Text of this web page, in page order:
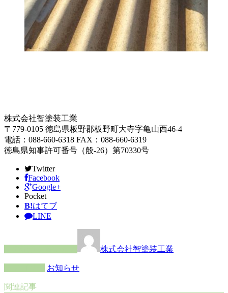
株式会社智塗装工業
〒779-0105 徳島県板野郡板野町大寺字亀山西46-4
電話：088-660-6318 FAX：088-660-6319
徳島県知事許可番号（般-26）第70330号
Twitter
Facebook
Google+
Pocket
B!はてブ
LINE
株式会社智塗装工業
お知らせ
関連記事